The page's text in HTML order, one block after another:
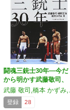
闘魂三銃士30年―今だ
から明かす武藤敬司、
蝶…
登録 28